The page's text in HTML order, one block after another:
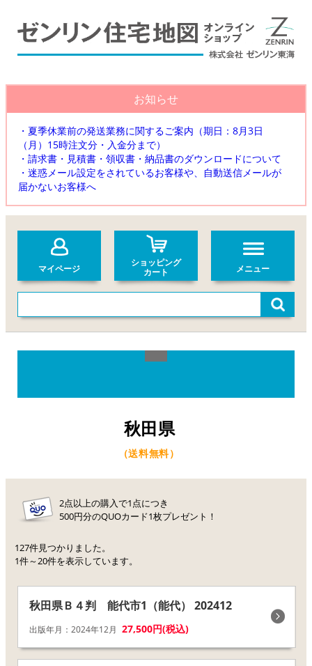
お知らせ
・夏季休業前の発送業務に関するご案内（期日：8月3日
（月）15時注文分・入金分まで）
・請求書・見積書・領収書・納品書のダウンロードについて
・迷惑メール設定をされているお客様や、自動送信メールが
届かないお客様へ
マイページ
ショッピング
カート
メニュー
秋田県
（送料無料）
2点以上の購入で1点につき
500円分のQUOカード1枚プレゼント！
127件見つかりました。
1件～20件を表示しています。
秋田県Ｂ４判 能代市1（能代） 202412
出版年月：2024年12月 27,500円(税込)